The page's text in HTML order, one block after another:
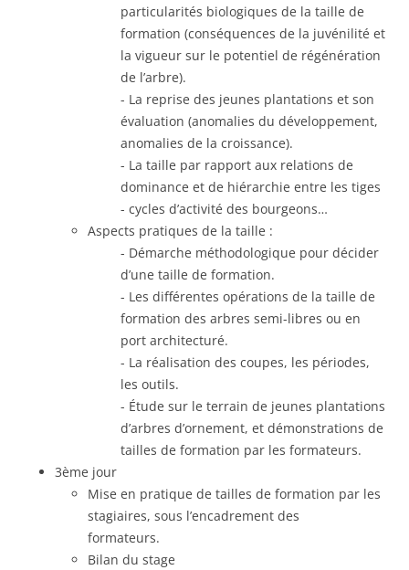
particularités biologiques de la taille de
formation (conséquences de la juvénilité et
la vigueur sur le potentiel de régénération
de l’arbre).
La reprise des jeunes plantations et son
évaluation (anomalies du développement,
anomalies de la croissance).
La taille par rapport aux relations de
dominance et de hiérarchie entre les tiges
cycles d’activité des bourgeons…
Aspects pratiques de la taille :
Démarche méthodologique pour décider
d’une taille de formation.
Les différentes opérations de la taille de
formation des arbres semi-libres ou en
port architecturé.
La réalisation des coupes, les périodes,
les outils.
Étude sur le terrain de jeunes plantations
d’arbres d’ornement, et démonstrations de
tailles de formation par les formateurs.
3ème jour
Mise en pratique de tailles de formation par les
stagiaires, sous l’encadrement des
formateurs.
Bilan du stage